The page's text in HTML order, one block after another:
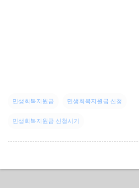
민생회복지원금 민생회복지원금 신청
민생회복지원금 신청시기